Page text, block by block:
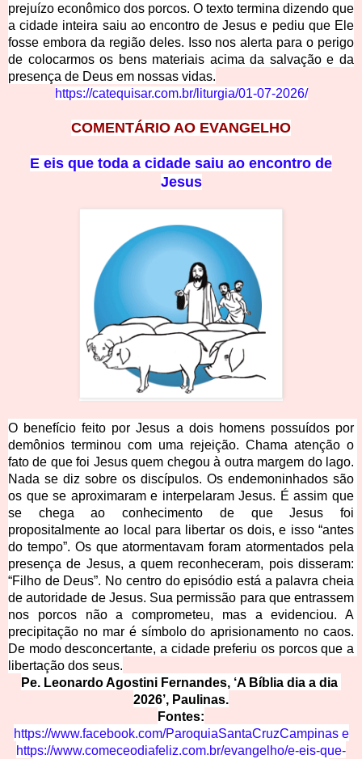
prejuízo econômico dos porcos. O texto termina dizendo que
a cidade inteira saiu ao encontro de Jesus e pediu que Ele
fosse embora da região deles. Isso nos alerta para o perigo
de colocarmos os bens materiais acima da salvação e da
presença de Deus em nossas vidas.
https://catequisar.com.br/liturgia/01-07-2026/
COMENTÁRIO AO EVANGELHO
E eis que toda a cidade saiu ao encontro de
Jesus
O benefício feito por Jesus a dois homens possuídos por
demônios terminou com uma rejeição. Chama atenção o
fato de que foi Jesus quem chegou à outra margem do lago.
Nada se diz sobre os discípulos. Os endemoninhados são
os que se aproximaram e interpelaram Jesus. É assim que
se chega ao conhecimento de que Jesus foi
propositalmente ao local para libertar os dois, e isso “antes
do tempo”. Os que atormentavam foram atormentados pela
presença de Jesus, a quem reconheceram, pois disseram:
“Filho de Deus”. No centro do episódio está a palavra cheia
de autoridade de Jesus. Sua permissão para que entrassem
nos porcos não a comprometeu, mas a evidenciou. A
precipitação no mar é símbolo do aprisionamento no caos.
De modo desconcertante, a cidade preferiu os porcos que a
libertação dos seus.
Pe. Leonardo Agostini Fernandes, ‘A Bíblia dia a dia
2026’, Paulinas.
Fontes:
https://www.facebook.com/ParoquiaSantaCruzCampinas e
https://www.comeceodiafeliz.com.br/evangelho/e-eis-que-